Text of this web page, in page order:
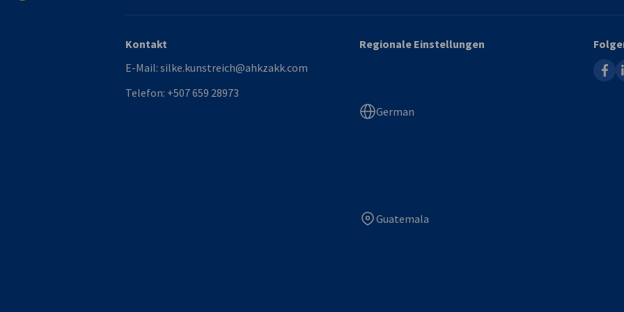
Kontakt
E-Mail: silke.kunstreich@ahkzakk.com
Telefon: +507 659 28973
Regionale Einstellungen
German
Guatemala